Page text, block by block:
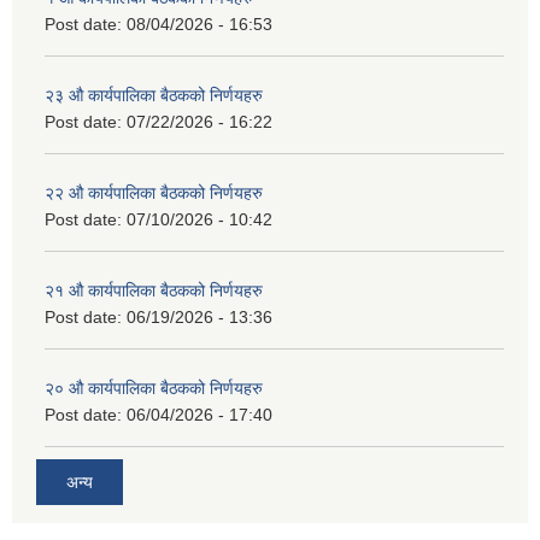
Post date: 08/04/2026 - 16:53
२३ औ कार्यपालिका बैठकको निर्णयहरु
Post date: 07/22/2026 - 16:22
२२ औ कार्यपालिका बैठकको निर्णयहरु
Post date: 07/10/2026 - 10:42
२१ औ कार्यपालिका बैठकको निर्णयहरु
Post date: 06/19/2026 - 13:36
२० औ कार्यपालिका बैठकको निर्णयहरु
Post date: 06/04/2026 - 17:40
अन्य